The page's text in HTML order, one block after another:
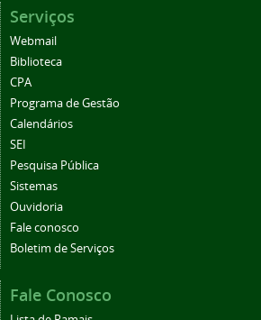
Serviços
Webmail
Biblioteca
CPA
Programa de Gestão
Calendários
SEI
Pesquisa Pública
Sistemas
Ouvidoria
Fale conosco
Boletim de Serviços
Fale Conosco